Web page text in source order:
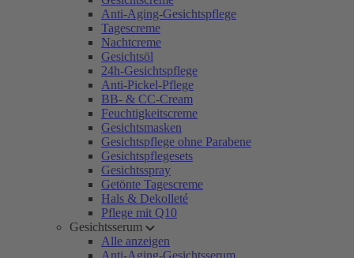
Anti-Aging-Gesichtspflege
Tagescreme
Nachtcreme
Gesichtsöl
24h-Gesichtspflege
Anti-Pickel-Pflege
BB- & CC-Cream
Feuchtigkeitscreme
Gesichtsmasken
Gesichtspflege ohne Parabene
Gesichtspflegesets
Gesichtsspray
Getönte Tagescreme
Hals & Dekolleté
Pflege mit Q10
Gesichtsserum
Alle anzeigen
Anti-Aging-Gesichtsserum